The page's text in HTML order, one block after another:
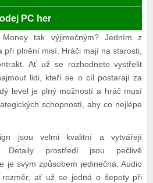
PC her
tak výjimečným? Jedním z
při plnění misí. Hráči mají na starosti,
Ať už se rozhodnete vystřelit
lidi, kteří se o cíl postarají za
level je plný možností a hráč musí
schopností, aby co nejlépe
jsou velmi kvalitní a vytvářejí
Detaily prostředí jsou pečlivě
je svým způsobem jedinečná. Audio
ať už se jedná o šepoty při